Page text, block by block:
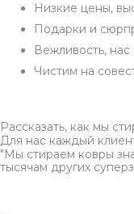
Низкие цены,
Подарки и
Вежливость,
Чистим на
Рассказать, как мы
Для нас каждый
"Мы стираем ковры
тысячам других